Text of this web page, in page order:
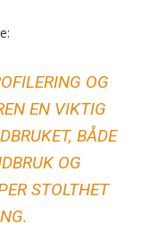
OG
EN VIKTIG
BÅDE
OG
STOLTHET